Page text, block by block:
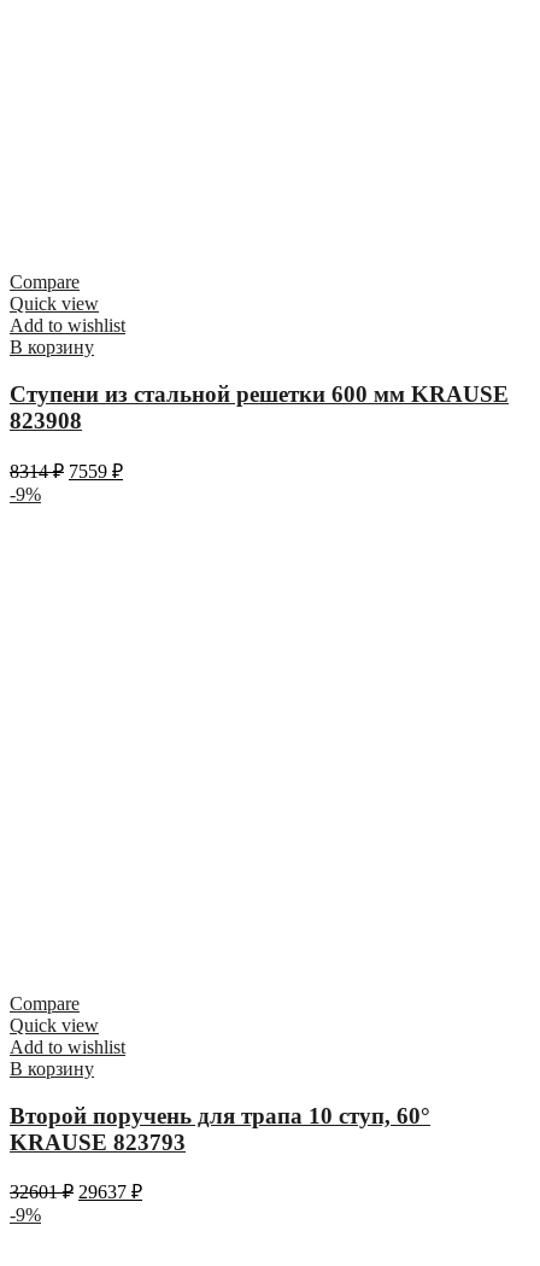
Compare
Quick view
Add to wishlist
В корзину
Ступени из стальной решетки 600 мм KRAUSE
823908
8314₽ 7559 ₽
-9%
Compare
Quick view
Add to wishlist
В корзину
Второй поручень для трапа 10 ступ, 60°
KRAUSE 823793
32601₽ 29637 ₽
-9%